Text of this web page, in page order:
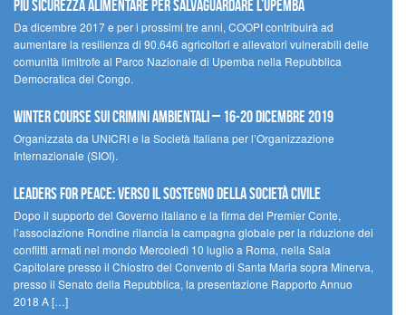
Più sicurezza alimentare per salvaguardare l’Upemba
Da dicembre 2017 e per i prossimi tre anni, COOPI contribuirà ad
aumentare la resilienza di 90.646 agricoltori e allevatori vulnerabili delle
comunità limitrofe al Parco Nazionale di Upemba nella Repubblica
Democratica del Congo.
Winter Course sui Crimini Ambientali – 16-20 Dicembre 2019
Organizzata da UNICRI e la Società Italiana per l’Organizzazione
Internazionale (SIOI).
Leaders for peace: verso il sostegno della società civile
Dopo il supporto del Governo italiano e la firma del Premier Conte,
l’associazione Rondine rilancia la campagna globale per la riduzione dei
conflitti armati nel mondo Mercoledì 10 luglio a Roma, nella Sala
Capitolare presso il Chiostro del Convento di Santa Maria sopra Minerva,
presso il Senato della Repubblica, la presentazione Rapporto Annuo
2018 A […]